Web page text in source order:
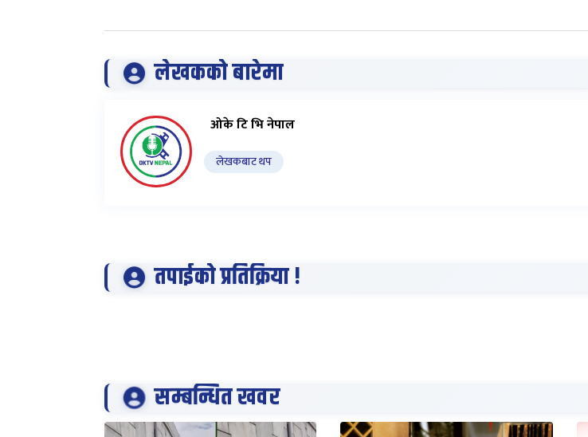
लेखकको बारेमा
ओके टि भि नेपाल
लेखकबाट थप
तपाईको प्रतिक्रिया !
सम्बन्धित खवर